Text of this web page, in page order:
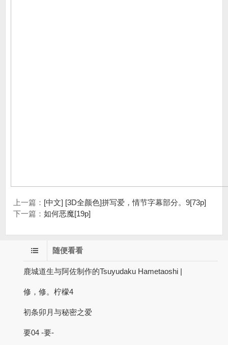
上一篇： [中文] [3D全颜色]拼写爱，情节字幕部分。9[73p]
下一篇： 如何恶魔[19p]
随便看看
鹿城道生与阿佐制作的Tsuyudaku Hametaoshi |
修，修。柠檬4
初条卯月与秘密之爱
要04 -要-